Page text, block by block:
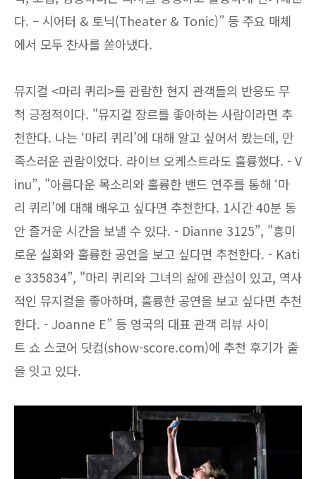
다. – 시어터 & 토닉(Theater & Tonic)” 등 주요 매체
에서 모두 찬사를 쏟아냈다.
뮤지컬 <마리 퀴리>를 관람한 현지 관객들의 반응도 무
척 긍정적이다. "뮤지컬 장르를 좋아하는 사람이라면 추
천한다. 나는 ‘마리 퀴리’에 대해 알고 싶어서 봤는데, 만
족스러운 관람이었다. 라이브 오케스트라도 훌륭했다. - V
inu”, "아름다운 목소리와 훌륭한 밴드 연주를 통해 ‘마
리 퀴리’에 대해 배우고 싶다면 추천한다. 1시간 40분 동
안 즐거운 시간을 보낼 수 있다. - Dianne 3125”, "흥미
로운 실화와 훌륭한 공연을 보고 싶다면 추천한다. - Kati
e 335834”, "마리 퀴리와 그녀의 삶에 관심이 있고, 역사
적인 뮤지컬을 좋아하며, 훌륭한 공연을 보고 싶다면 추천
한다. - Joanne E” 등 영국의 대표 관객 리뷰 사이
트 쇼 스코어 닷컴(show-score.com)에 추천 후기가 줄
을 잇고 있다.